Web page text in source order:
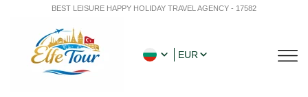
BEST LEISURE HAPPY HOLIDAY TRAVEL AGENCY - 17582
EUR